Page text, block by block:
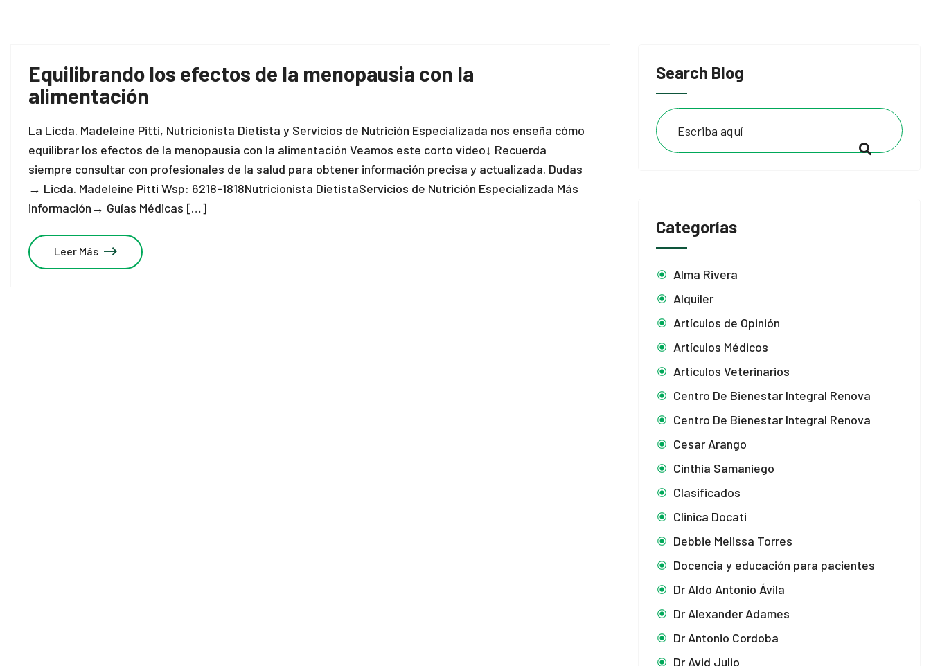
Search Blog
Categorías
Alma Rivera
Alquiler
Artículos de Opinión
Artículos Médicos
Artículos Veterinarios
Centro De Bienestar Integral Renova
Centro De Bienestar Integral Renova
Cesar Arango
Cinthia Samaniego
Clasificados
Clinica Docati
Debbie Melissa Torres
Docencia y educación para pacientes
Dr Aldo Antonio Ávila
Dr Alexander Adames
Dr Antonio Cordoba
Dr Avid Julio
Equilibrando los efectos de la menopausia con la
alimentación
La Licda. Madeleine Pitti, Nutricionista Dietista y Servicios de Nutrición Especializada nos enseña cómo
equilibrar los efectos de la menopausia con la alimentación Veamos este corto video↓ Recuerda
siempre consultar con profesionales de la salud para obtener información precisa y actualizada. Dudas
→ Licda. Madeleine Pitti Wsp: 6218-1818Nutricionista DietistaServicios de Nutrición Especializada Más
información→ Guías Médicas […]
Leer Más